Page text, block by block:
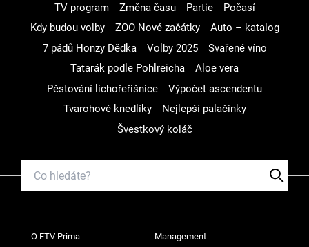
TV program
Změna času Partie
Počasí
Kdy budou volby
ZOO Nové začátky
Auto – katalog
7 pádů Honzy Dědka
Volby 2025
Svařené víno
Tatarák podle Pohlreicha
Aloe vera
Pěstování lichořeřišnice
Výpočet ascendentu
Tvarohové knedlíky
Nejlepší palačinky
Švestkový koláč
O FTV Prima Management